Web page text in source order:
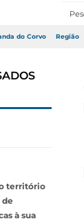
do Corvo Região
o território
de
à sua